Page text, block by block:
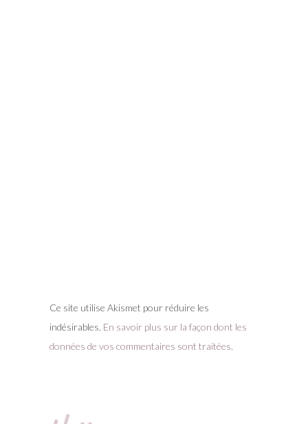
Ce site utilise Akismet pour réduire les
indésirables. En savoir plus sur la façon dont les
données de vos commentaires sont traitées.